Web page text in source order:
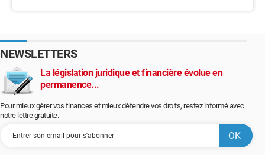
NEWSLETTERS
La législation juridique et financière évolue en
permanence...
Pour mieux gérer vos finances et mieux défendre vos droits, restez informé avec
notre lettre gratuite.